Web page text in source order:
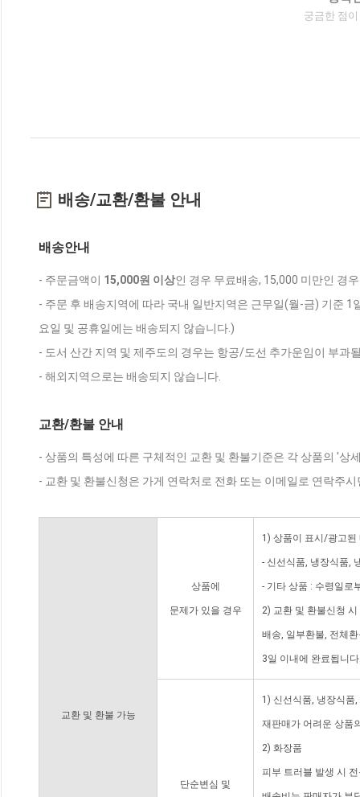
궁금한 점
배송/교환/환불 안내
배송안내
- 주문금액이 15,000원 이상인 경우 무료배송, 15,000 미만인 경
- 주문 후 배송지역에 따라 국내 일반지역은 근무일(월-금) 기준
요일 및 공휴일에는 배송되지 않습니다.)
- 도서 산간 지역 및 제주도의 경우는 항공/도선 추가운임이 부과
- 해외지역으로는 배송되지 않습니다.
교환/환불 안내
- 상품의 특성에 따른 구체적인 교환 및 환불기준은 각 상품의 '상
- 교환 및 환불신청은 가게 연락처로 전화 또는 이메일로 연락주
교환 및 환불 가능
상품에
문제가 있을 경우
1) 상품이 표시/광고된
- 신선식품, 냉장식품,
- 기타 상품 : 수령일로
2) 교환 및 환불신청
배송, 일부환불, 전체
3일 이내에 완료됩니
단순변심 및
1) 신선식품, 냉장식품
재판매가 어려운 상품
2) 화장품
피부 트러블 발생 시